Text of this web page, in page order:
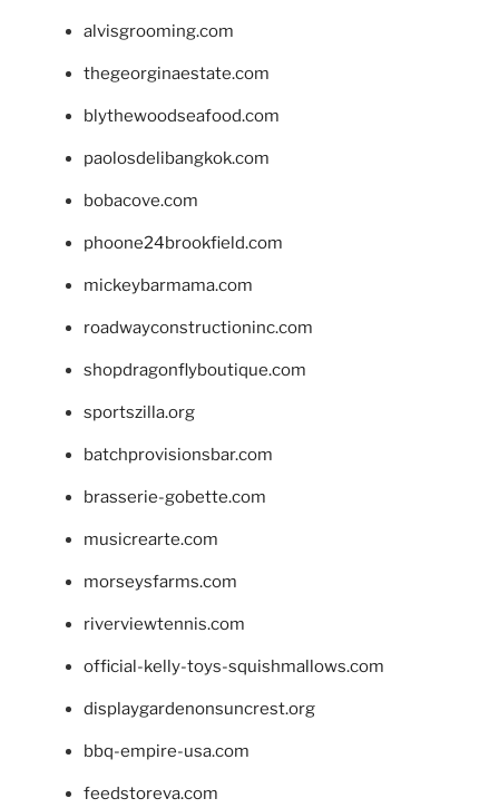
alvisgrooming.com
thegeorginaestate.com
blythewoodseafood.com
paolosdelibangkok.com
bobacove.com
phoone24brookfield.com
mickeybarmama.com
roadwayconstructioninc.com
shopdragonflyboutique.com
sportszilla.org
batchprovisionsbar.com
brasserie-gobette.com
musicrearte.com
morseysfarms.com
riverviewtennis.com
official-kelly-toys-squishmallows.com
displaygardenonsuncrest.org
bbq-empire-usa.com
feedstoreva.com